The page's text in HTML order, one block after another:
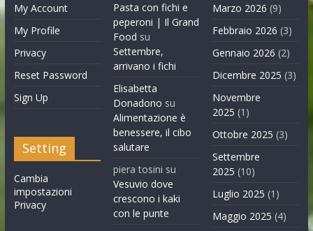
My Account
My Profile
Privacy
Reset Password
Sign Up
Setting
Cambia
impostazioni
Privacy
Pasta con fichi e
peperoni | Il Grand
Food su
Settembre,
arrivano i fichi
Elisabetta
Donadono su
Alimentazione è
benessere, il cibo
salutare
piera tosini su
Vesuvio dove
crescono i kaki
con le punte
Marzo 2026 (9)
Febbraio 2026 (3)
Gennaio 2026 (2)
Dicembre 2025 (3)
Novembre
2025 (1)
Ottobre 2025 (3)
Settembre
2025 (10)
Luglio 2025 (1)
Maggio 2025 (4)